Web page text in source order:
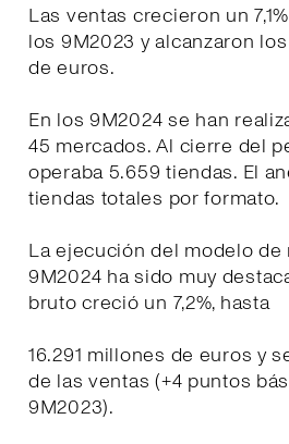
Las ventas crecieron un
los 9M2023 y alcanzaron
de euros.
En los 9M2024 se han
45 mercados. Al cierre del
operaba 5.659 tiendas. El
tiendas totales por formato.
La ejecución del modelo
9M2024 ha sido muy
bruto creció un 7,2%, hasta
16.291 millones de euros y
de las ventas (+4 puntos
9M2023).